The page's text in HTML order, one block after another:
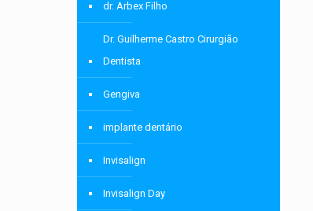
dr. Arbex Filho
Dr. Guilherme Castro Cirurgião
Dentista
Gengiva
implante dentário
Invisalign
Invisalign Day